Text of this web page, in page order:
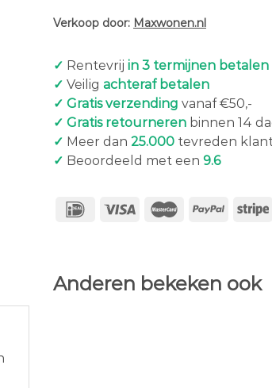
Verkoop door: Maxwonen.nl
✓ Rentevrij in 3 termijnen betalen
✓ Veilig achteraf betalen
✓ Gratis verzending vanaf €50,-
✓ Gratis retourneren binnen 14
✓ Meer dan 25.000 tevreden
✓ Beoordeeld met een 9.6
Anderen bekeken ook